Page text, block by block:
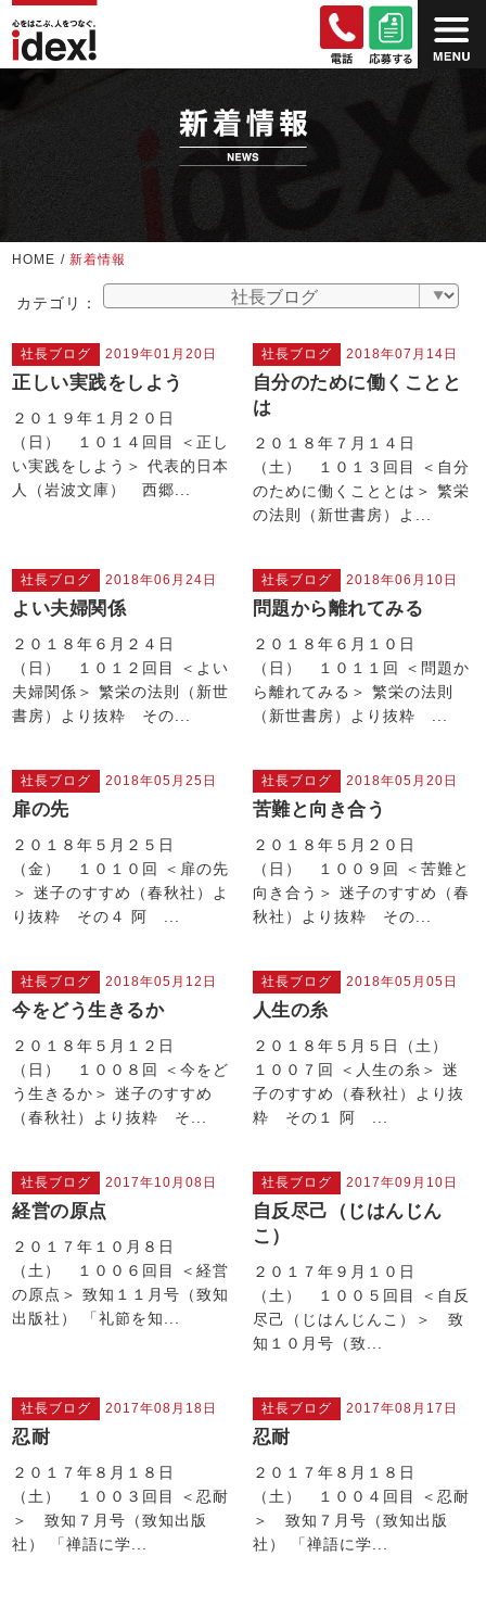
HOME /新着情報
カテゴリ：
社長ブログ 2019年01月20日
正しい実践をしよう
２０１９年１月２０日
（日） １０１４回目 ＜正し
い実践をしよう＞ 代表的日本
人（岩波文庫） 西郷...
社長ブログ 2018年07月14日
自分のために働くことと
は
２０１８年７月１４日
（土） １０１３回目 ＜自分
のために働くこととは＞ 繁栄
の法則（新世書房）よ...
社長ブログ 2018年06月24日
よい夫婦関係
２０１８年６月２４日
（日） １０１２回目 ＜よい
夫婦関係＞ 繁栄の法則（新世
書房）より抜粋 その...
社長ブログ 2018年06月10日
問題から離れてみる
２０１８年６月１０日
（日） １０１１回 ＜問題か
ら離れてみる＞ 繁栄の法則
（新世書房）より抜粋 ...
社長ブログ 2018年05月25日
扉の先
２０１８年５月２５日
（金） １０１０回 ＜扉の先
＞ 迷子のすすめ（春秋社）よ
り抜粋 その４ 阿 ...
社長ブログ 2018年05月20日
苦難と向き合う
２０１８年５月２０日
（日） １００９回 ＜苦難と
向き合う＞ 迷子のすすめ（春
秋社）より抜粋 その...
社長ブログ 2018年05月12日
今をどう生きるか
２０１８年５月１２日
（日） １００８回 ＜今をど
う生きるか＞ 迷子のすすめ
（春秋社）より抜粋 そ...
社長ブログ 2018年05月05日
人生の糸
２０１８年５月５日（土）
１００７回 ＜人生の糸＞ 迷
子のすすめ（春秋社）より抜
粋 その１ 阿 ...
社長ブログ 2017年10月08日
経営の原点
２０１７年１０月８日
（土） １００６回目 ＜経営
の原点＞ 致知１１月号（致知
出版社） 「礼節を知...
社長ブログ 2017年09月10日
自反尽己（じはんじん
こ）
２０１７年９月１０日
（土） １００５回目 ＜自反
尽己（じはんじんこ）＞ 致
知１０月号（致...
社長ブログ 2017年08月18日
忍耐
２０１７年８月１８日
（土） １００３回目 ＜忍耐
＞ 致知７月号（致知出版
社） 「禅語に学...
社長ブログ 2017年08月17日
忍耐
２０１７年８月１８日
（土） １００４回目 ＜忍耐
＞ 致知７月号（致知出版
社） 「禅語に学...